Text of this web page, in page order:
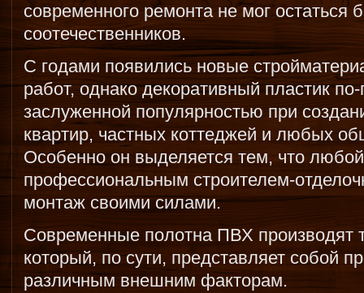
современного ремонта не мог остаться
соотечественников.
С годами появились новые
работ, однако декоративный пластик
заслуженной популярностью при
квартир, частных коттеджей и любых
Особенно он выделяется тем, что
профессиональным строителем-
монтаж своими силами.
Современные полотна ПВХ производят
который, по сути, представляет собой
различным внешним факторам.